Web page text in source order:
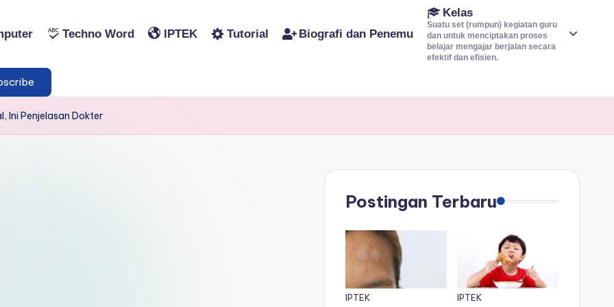
Techno Word IPTEK Tutorial Biografi dan Penemu
Kelas
Suatu set (rumpun) kegiatan guru
dan untuk menciptakan proses
belajar mengajar berjalan secara
efektif dan efisien.
Ini Penjelasan Dokter
Postingan Terbaru
IPTEK IPTEK